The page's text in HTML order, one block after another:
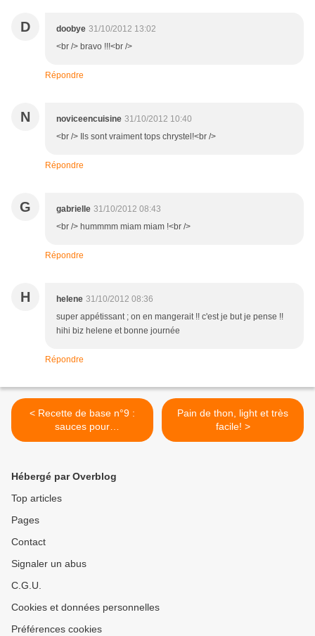
D doobye 31/10/2012 13:02
<br /> bravo !!!<br />
Répondre
N noviceencuisine 31/10/2012 10:40
<br /> Ils sont vraiment tops chrystel!<br />
Répondre
G gabrielle 31/10/2012 08:43
<br /> hummmm miam miam !<br />
Répondre
H helene 31/10/2012 08:36
super appétissant ; on en mangerait !! c'est je but je pense !!
hihi biz helene et bonne journée
Répondre
< Recette de base n°9 :
sauces pour
fondues/crudités ou autres
Pain de thon, light et très
facile! >
Hébergé par Overblog
Top articles
Pages
Contact
Signaler un abus
C.G.U.
Cookies et données personnelles
Préférences cookies